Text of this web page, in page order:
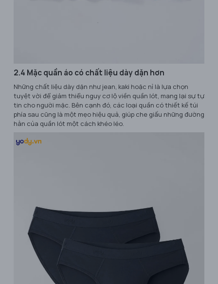
2.4 Mặc quần áo có chất liệu dày dặn hơn
Những chất liệu dày dặn như jean, kaki hoặc nỉ là lựa chọn
tuyệt vời để giảm thiểu nguy cơ lộ viền quần lót, mang lại sự tự
tin cho người mặc. Bên cạnh đó, các loại quần có thiết kế túi
phía sau cũng là một mẹo hiệu quả, giúp che giấu những đường
hằn của quần lót một cách khéo léo.